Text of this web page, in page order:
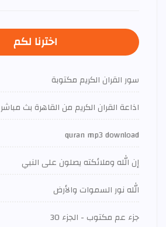
اخترنا لكم
سور القران الكريم مكتوبة
اذاعة القران الكريم من القاهرة بث مباشر
quran mp3 download
إن الله وملائكته يصلون على النبي
الله نور السموات والأرض
جزء عم مكتوب - الجزء 30